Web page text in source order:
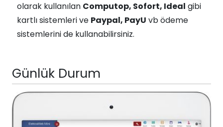
olarak kullanılan Computop, Sofort, Ideal gibi
kartlı sistemleri ve Paypal, PayU vb ödeme
sistemlerini de kullanabilirsiniz.
Günlük Durum